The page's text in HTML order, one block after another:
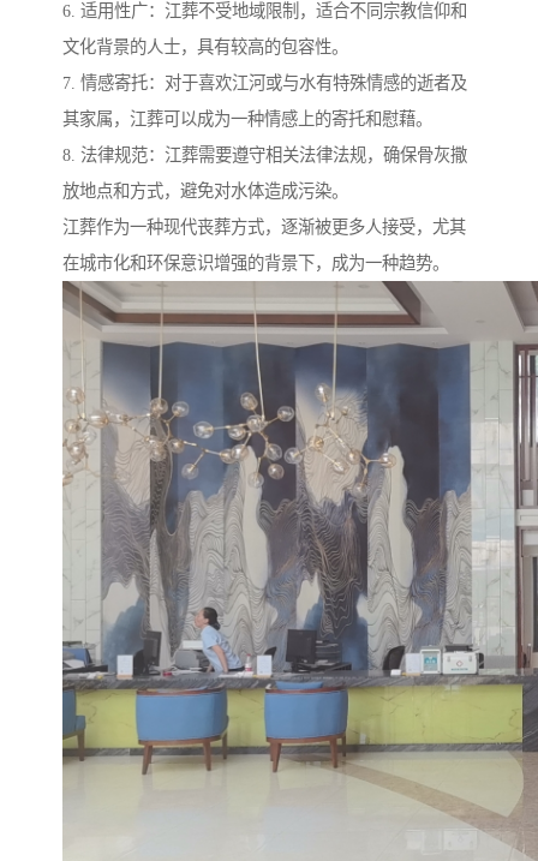
6. 适用性广：江葬不受地域限制，适合不同宗教信仰和
文化背景的人士，具有较高的包容性。
7. 情感寄托：对于喜欢江河或与水有特殊情感的逝者及
其家属，江葬可以成为一种情感上的寄托和慰藉。
8. 法律规范：江葬需要遵守相关法律法规，确保骨灰撒
放地点和方式，避免对水体造成污染。
江葬作为一种现代丧葬方式，逐渐被更多人接受，尤其
在城市化和环保意识增强的背景下，成为一种趋势。